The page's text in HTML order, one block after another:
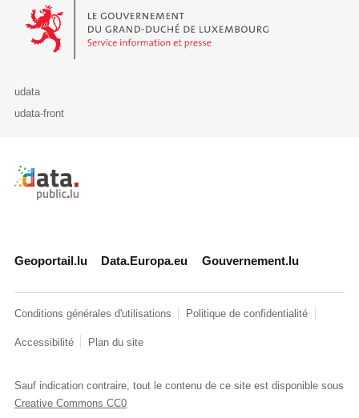
Le Gouvernement du Grand-Duché de Luxembourg - Service
udata
udata-front
Retour à l'accueil de data.public.lu
Geoportail.lu Data.Europa.eu Gouvernement.lu
Conditions générales d'utilisations Politique de confidentialité
Accessibilité Plan du site
Sauf indication contraire, tout le contenu de ce site est disponible sous
Creative Commons CC0